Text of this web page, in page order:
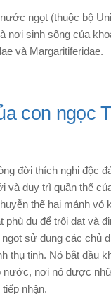
ngọt (thuộc bộ
nơi sinh sống của
và Margaritiferidae.
con ngọc
đời thích nghi độc
và duy trì quần thể
thể hai mảnh vỏ
phù du để trôi dạt và
sử dụng các chủ
thụ tinh. Nó bắt đầu
nước, nơi nó được
nhận.